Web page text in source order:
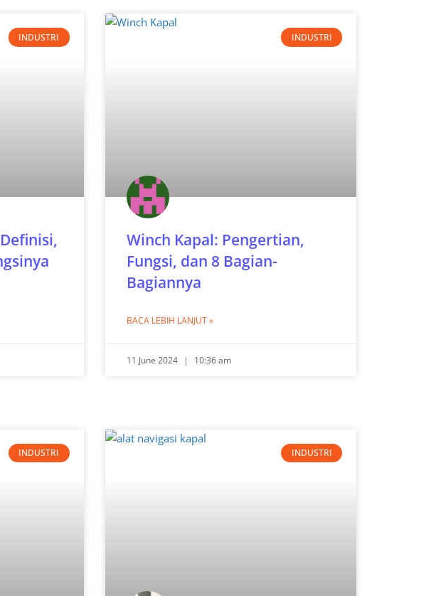
INDUSTRI INDUSTRI
Winch Kapal: Pengertian,
Fungsi, dan 8 Bagian-
Bagiannya
BACA LEBIH LANJUT »
11 June 2024 10:36 am
INDUSTRI INDUSTRI